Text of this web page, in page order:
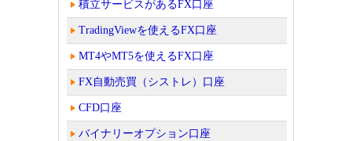
積立サービスがあるFX口座
TradingViewを使えるFX口座
MT4やMT5を使えるFX口座
FX自動売買（シストレ）口座
CFD口座
バイナリーオプション口座